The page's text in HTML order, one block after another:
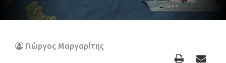
Γιώργος Μαργαρίτης